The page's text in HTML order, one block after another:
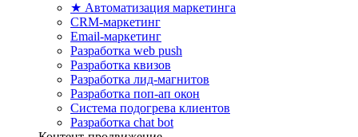
★ Автоматизация маркетинга
CRM-маркетинг
Email-маркетинг
Разработка web push
Разработка квизов
Разработка лид-магнитов
Разработка поп-ап окон
Система подогрева клиентов
Разработка chat bot